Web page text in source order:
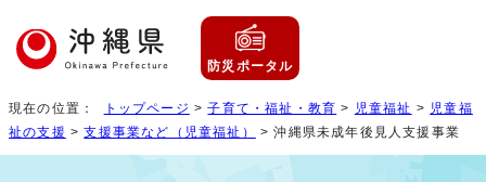
防災ポータル
現在の位置： トップページ >子育て・福祉・教育 > 児童福祉 > 児童福
祉の支援 >支援事業など（児童福祉） > 沖縄県未成年後見人支援事業